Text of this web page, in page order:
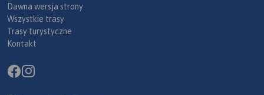
Dawna wersja strony
Wszystkie trasy
Trasy turystyczne
Kontakt